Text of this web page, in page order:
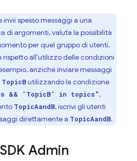
invii spesso messaggi a una
di argomenti, valuta la possibilità
per quel gruppo di utenti.
rispetto all'utilizzo delle condizioni
anziché inviare messaggi
TopicButilizzando la condizione
&& 'TopicB' in topics",
TopicAandB, iscrivi gli utenti
direttamente a TopicAandB.
Admin